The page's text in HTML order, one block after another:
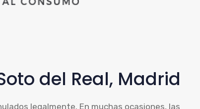
del Real, Madrid
legalmente. En muchas ocasiones, las